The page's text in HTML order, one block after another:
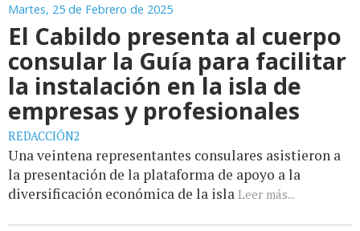
Martes, 25 de Febrero de 2025
El Cabildo presenta al cuerpo
consular la Guía para facilitar
la instalación en la isla de
empresas y profesionales
REDACCIÓN2
Una veintena representantes consulares asistieron a
la presentación de la plataforma de apoyo a la
diversificación económica de la isla Leer más...